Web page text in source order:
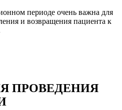
периоде очень важна для
и возвращения пациента к
ПРОВЕДЕНИЯ